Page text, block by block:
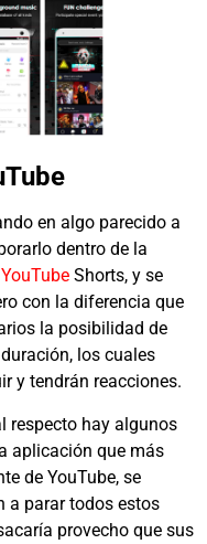
en algo parecido a
dentro de la
YouTube Shorts, y se
con la diferencia que
la posibilidad de
los cuales
y tendrán reacciones.
respecto hay algunos
aplicación que más
de YouTube, se
a parar todos estos
provecho que sus